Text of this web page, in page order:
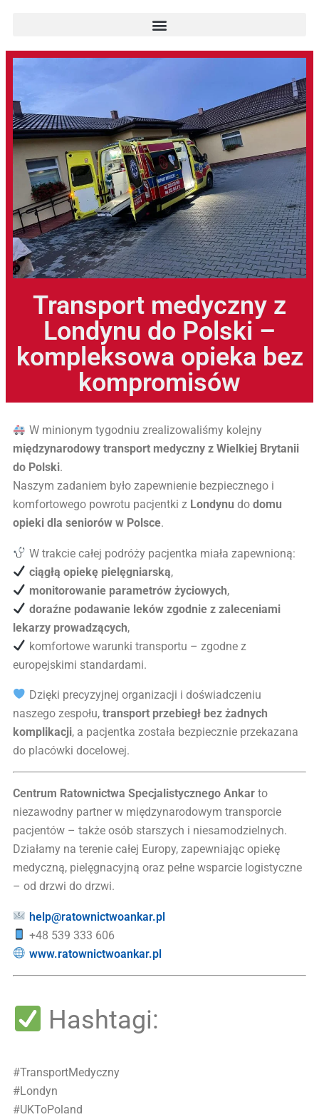
Transport medyczny z
Londynu do Polski –
kompleksowa opieka bez
kompromisów
W minionym tygodniu zrealizowaliśmy kolejny
międzynarodowy transport medyczny z Wielkiej Brytanii
do Polski.
Naszym zadaniem było zapewnienie bezpiecznego i
komfortowego powrotu pacjentki z Londynu do domu
opieki dla seniorów w Polsce.
W trakcie całej podróży pacjentka miała zapewnioną:
ciągłą opiekę pielęgniarską,
monitorowanie parametrów życiowych,
doraźne podawanie leków zgodnie z zaleceniami
lekarzy prowadzących,
komfortowe warunki transportu – zgodne z
europejskimi standardami.
Dzięki precyzyjnej organizacji i doświadczeniu
naszego zespołu, transport przebiegł bez żadnych
komplikacji, a pacjentka została bezpiecznie przekazana
do placówki docelowej.
Centrum Ratownictwa Specjalistycznego Ankar to
niezawodny partner w międzynarodowym transporcie
pacjentów – także osób starszych i niesamodzielnych.
Działamy na terenie całej Europy, zapewniając opiekę
medyczną, pielęgnacyjną oraz pełne wsparcie logistyczne
– od drzwi do drzwi.
help@ratownictwoankar.pl
+48 539 333 606
www.ratownictwoankar.pl
Hashtagi:
#TransportMedyczny
#Londyn
#UKToPoland